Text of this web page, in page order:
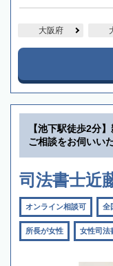
大阪府
【池下駅徒歩2分
ご相談をお伺いい
司法書士近
オンライン相談可 全
所長が女性 女性司法